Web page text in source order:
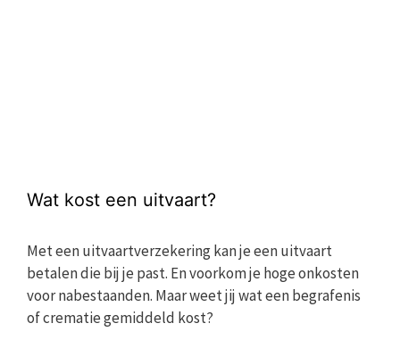
Wat kost een uitvaart?
Met een uitvaartverzekering kan je een uitvaart
betalen die bij je past. En voorkom je hoge onkosten
voor nabestaanden. Maar weet jij wat een begrafenis
of crematie gemiddeld kost?